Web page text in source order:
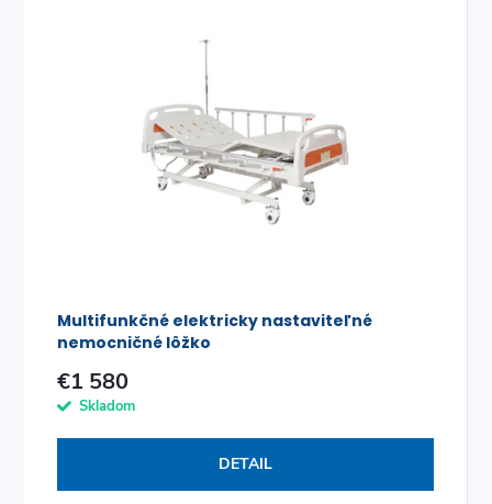
Multifunkčné elektricky nastaviteľné
nemocničné lôžko
€1 580
Skladom
DETAIL